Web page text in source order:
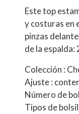
Este top
y costuras en
pinzas
de la espalda:
Colección :
Ajuste :
Número de
Tipos de